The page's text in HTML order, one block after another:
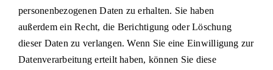
personenbezogenen Daten zu erhalten. Sie haben
außerdem ein Recht, die Berichtigung oder Löschung
dieser Daten zu verlangen. Wenn Sie eine Einwilligung zur
Datenverarbeitung erteilt haben, können Sie diese